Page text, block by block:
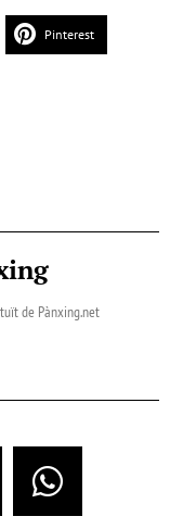
Pinterest
de Pànxing.net​